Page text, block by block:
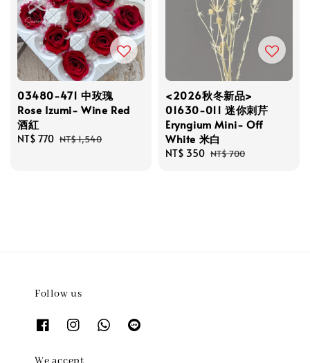
03480-471 中玫瑰
Rose Izumi- Wine Red
酒紅
Sale
NT$ 770 Regular
NT$ 1,540
<2026秋冬新品>
01630-011 迷你刺芹
Eryngium Mini- Off
White 米白
Sale
NT$ 350 Regular
NT$ 700
Follow us